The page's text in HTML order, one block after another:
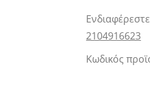
2104916623
Κωδικός